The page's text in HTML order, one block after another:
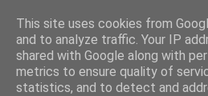
This site uses cookies from
and to analyze traffic. Your IP
shared with Google along with
metrics to ensure quality of
statistics, and to detect and